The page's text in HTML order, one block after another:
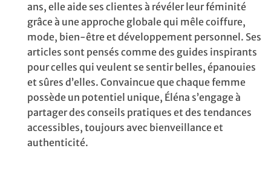
ans, elle aide ses clientes à révéler leur féminité
grâce à une approche globale qui mêle coiffure,
mode, bien-être et développement personnel. Ses
articles sont pensés comme des guides inspirants
pour celles qui veulent se sentir belles, épanouies
et sûres d’elles. Convaincue que chaque femme
possède un potentiel unique, Éléna s’engage à
partager des conseils pratiques et des tendances
accessibles, toujours avec bienveillance et
authenticité.